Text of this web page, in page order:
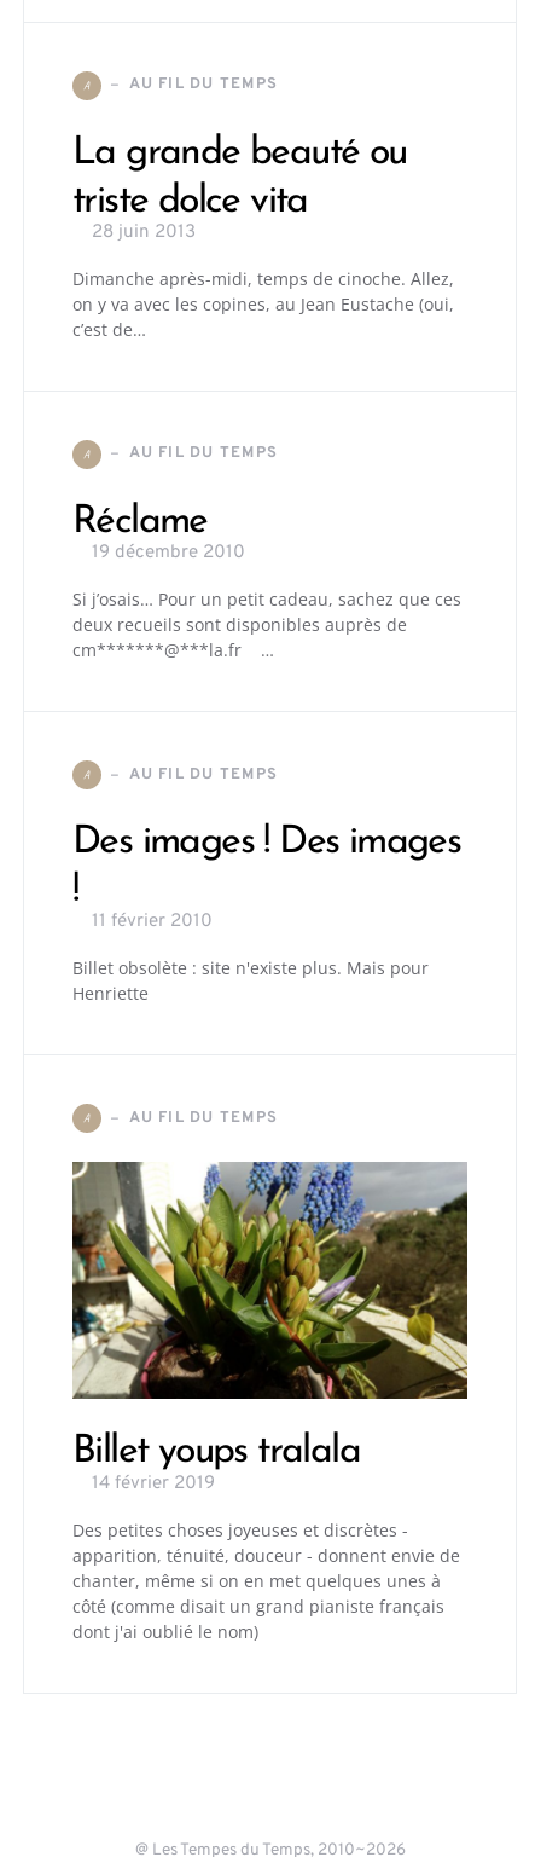
A AU FIL DU TEMPS
La grande beauté ou
triste dolce vita
28 juin 2013
Dimanche après-midi, temps de cinoche. Allez,
on y va avec les copines, au Jean Eustache (oui,
c’est de…
A AU FIL DU TEMPS
Réclame
19 décembre 2010
Si j’osais… Pour un petit cadeau, sachez que ces
deux recueils sont disponibles auprès de
cm*******@***la.fr …
A AU FIL DU TEMPS
Des images ! Des images
!
11 février 2010
Billet obsolète : site n'existe plus. Mais pour
Henriette
A AU FIL DU TEMPS
Billet youps tralala
14 février 2019
Des petites choses joyeuses et discrètes -
apparition, ténuité, douceur - donnent envie de
chanter, même si on en met quelques unes à
côté (comme disait un grand pianiste français
dont j'ai oublié le nom)
@ Les Tempes du Temps, 2010~2026